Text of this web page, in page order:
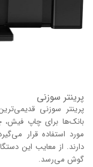
پرینتر سوزنی
پرینتر سوزنی
بانک‌ها برای چاپ فیش،
مورد استفاده قرار
دارند. از معایب این
گوش می‌رسد.